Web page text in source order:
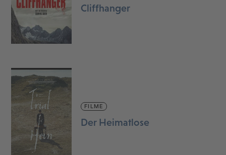
Cliffhanger
FILME
Der Heimatlose